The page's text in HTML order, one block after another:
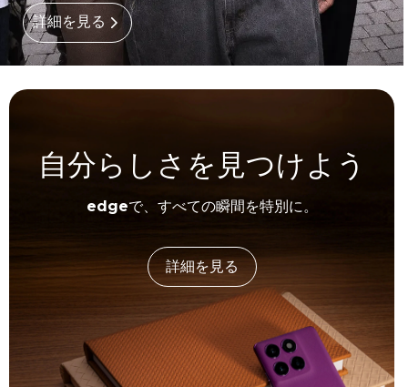
詳細を見る
自分らしさを見つけよう
edgeで、すべての瞬間を特別に。
詳細を見る